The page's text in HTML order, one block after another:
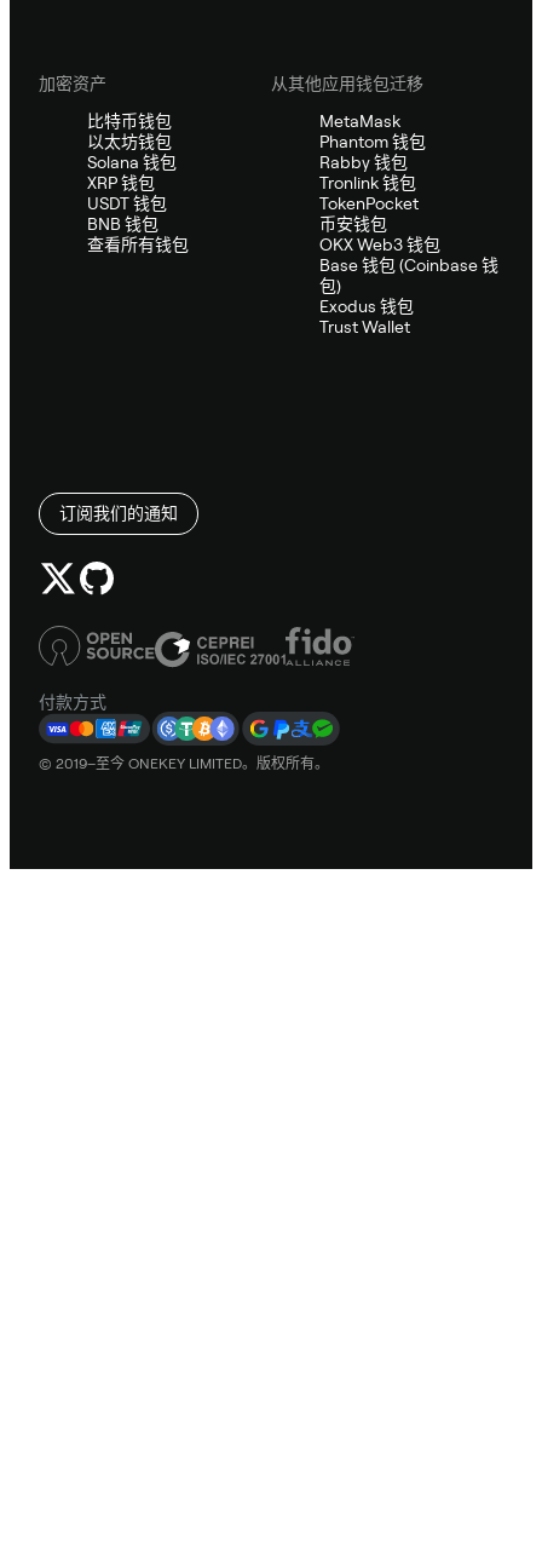
加密资产
比特币钱包
以太坊钱包
Solana 钱包
XRP 钱包
USDT 钱包
BNB 钱包
查看所有钱包
从其他应用钱包迁移
MetaMask
Phantom 钱包
Rabby 钱包
Tronlink 钱包
TokenPocket
币安钱包
OKX Web3 钱包
Base 钱包 (Coinbase 钱
包)
Exodus 钱包
Trust Wallet
订阅我们的通知
付款方式
© 2019–至今 ONEKEY LIMITED。版权所有。